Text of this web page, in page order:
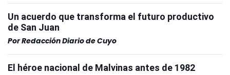
Un acuerdo que transforma el futuro productivo
de San Juan
PorRedacción Diario de Cuyo
El héroe nacional de Malvinas antes de 1982